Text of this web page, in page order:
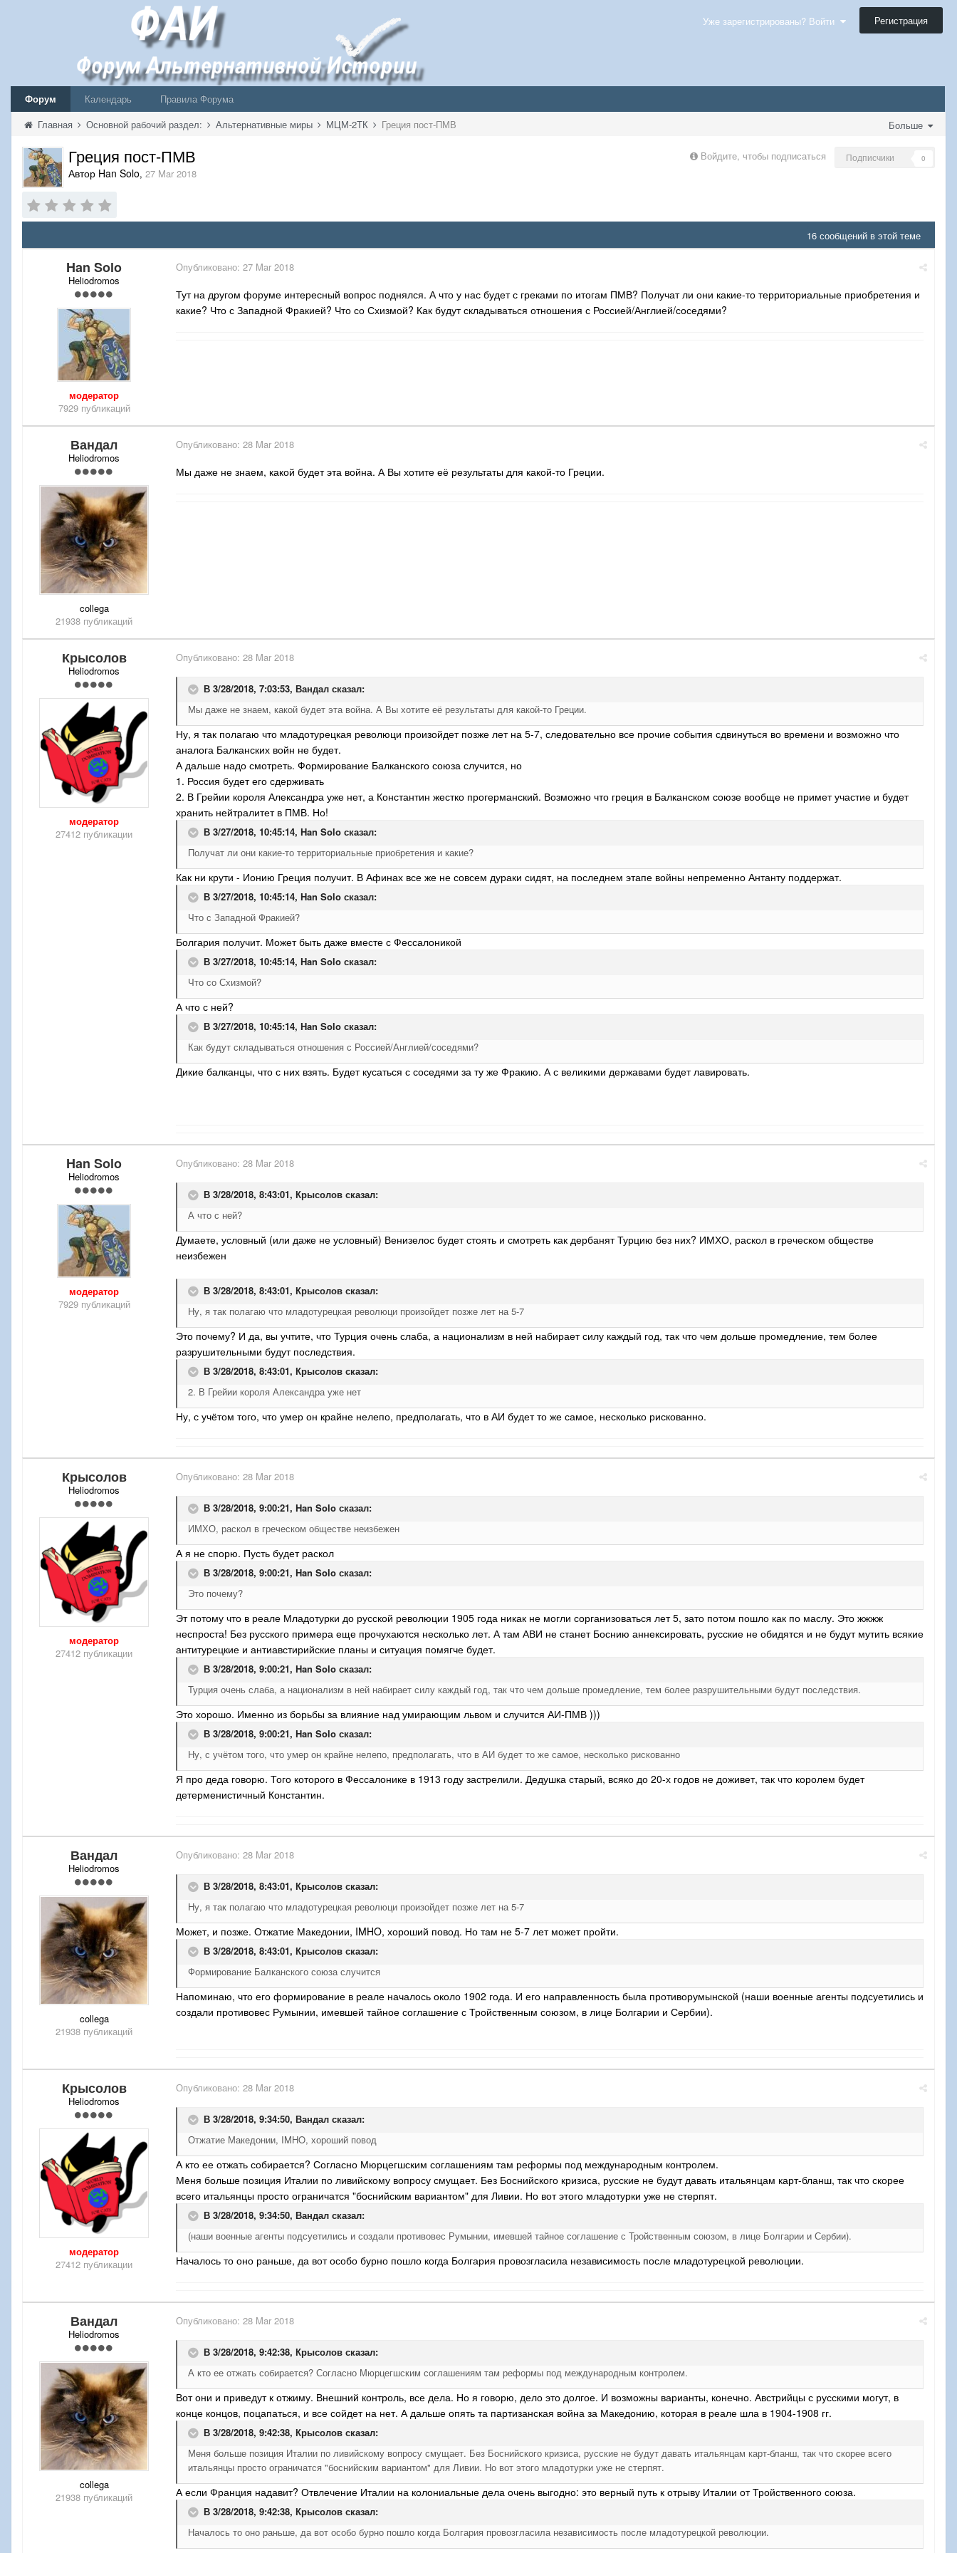
Уже зарегистрированы? Войти Регистрация
Форум Календарь
Правила Форума
Больше
Главная Основной рабочий раздел: Альтернативные миры МЦМ-2ТК Греция пост-ПМВ
Войдите, чтобы подписаться Подписчики 0
Греция пост-ПМВ
Автор Han Solo, 27 Mar 2018
16 сообщений в этой теме
Han Solo
Heliodromos
модератор
7929 публикаций
Опубликовано: 27 Mar 2018
Тут на другом форуме интересный вопрос поднялся. А что у нас будет с греками по итогам ПМВ? Получат ли они какие-то территориальные приобретения и
какие? Что с Западной Фракией? Что со Схизмой? Как будут складываться отношения с Россией/Англией/соседями?
Вандал
Heliodromos
collega
21938 публикаций
Опубликовано: 28 Mar 2018
Мы даже не знаем, какой будет эта война. А Вы хотите её результаты для какой-то Греции.
Крысолов
Heliodromos
модератор
27412 публикации
Опубликовано: 28 Mar 2018
В 3/28/2018, 7:03:53, Вандал сказал:
Мы даже не знаем, какой будет эта война. А Вы хотите её результаты для какой-то Греции.
Ну, я так полагаю что младотурецкая революци произойдет позже лет на 5-7, следовательно все прочие события сдвинуться во времени и возможно что
аналога Балканских войн не будет.
А дальше надо смотреть. Формирование Балканского союза случится, но
1. Россия будет его сдерживать
2. В Грейии короля Александра уже нет, а Константин жестко прогерманский. Возможно что греция в Балканском союзе вообще не примет участие и будет
хранить нейтралитет в ПМВ. Но!
В 3/27/2018, 10:45:14, Han Solo сказал:
Получат ли они какие-то территориальные приобретения и какие?
Как ни крути - Ионию Греция получит. В Афинах все же не совсем дураки сидят, на последнем этапе войны непременно Антанту поддержат.
В 3/27/2018, 10:45:14, Han Solo сказал:
Что с Западной Фракией?
Болгария получит. Может быть даже вместе с Фессалоникой
В 3/27/2018, 10:45:14, Han Solo сказал:
Что со Схизмой?
А что с ней?
В 3/27/2018, 10:45:14, Han Solo сказал:
Как будут складываться отношения с Россией/Англией/соседями?
Дикие балканцы, что с них взять. Будет кусаться с соседями за ту же Фракию. А с великими державами будет лавировать.
Han Solo
Heliodromos
модератор
7929 публикаций
Опубликовано: 28 Mar 2018
В 3/28/2018, 8:43:01, Крысолов сказал:
А что с ней?
Думаете, условный (или даже не условный) Венизелос будет стоять и смотреть как дербанят Турцию без них? ИМХО, раскол в греческом обществе
неизбежен
В 3/28/2018, 8:43:01, Крысолов сказал:
Ну, я так полагаю что младотурецкая революци произойдет позже лет на 5-7
Это почему? И да, вы учтите, что Турция очень слаба, а национализм в ней набирает силу каждый год, так что чем дольше промедление, тем более
разрушительными будут последствия.
В 3/28/2018, 8:43:01, Крысолов сказал:
2. В Грейии короля Александра уже нет
Ну, с учётом того, что умер он крайне нелепо, предполагать, что в АИ будет то же самое, несколько рискованно.
Крысолов
Heliodromos
модератор
27412 публикации
Опубликовано: 28 Mar 2018
В 3/28/2018, 9:00:21, Han Solo сказал:
ИМХО, раскол в греческом обществе неизбежен
А я не спорю. Пусть будет раскол
В 3/28/2018, 9:00:21, Han Solo сказал:
Это почему?
Эт потому что в реале Младотурки до русской революции 1905 года никак не могли сорганизоваться лет 5, зато потом пошло как по маслу. Это жжжж
неспроста! Без русского примера еще прочухаются несколько лет. А там АВИ не станет Боснию аннексировать, русские не обидятся и не будут мутить всякие
антитурецкие и антиавстирийские планы и ситуация помягче будет.
В 3/28/2018, 9:00:21, Han Solo сказал:
Турция очень слаба, а национализм в ней набирает силу каждый год, так что чем дольше промедление, тем более разрушительными будут последствия.
Это хорошо. Именно из борьбы за влияние над умирающим львом и случится АИ-ПМВ )))
В 3/28/2018, 9:00:21, Han Solo сказал:
Ну, с учётом того, что умер он крайне нелепо, предполагать, что в АИ будет то же самое, несколько рискованно
Я про деда говорю. Того которого в Фессалонике в 1913 году застрелили. Дедушка старый, всяко до 20-х годов не доживет, так что королем будет
детерменистичный Константин.
Вандал
Heliodromos
collega
21938 публикаций
Опубликовано: 28 Mar 2018
В 3/28/2018, 8:43:01, Крысолов сказал:
Ну, я так полагаю что младотурецкая революци произойдет позже лет на 5-7
Может, и позже. Отжатие Македонии, IMHO, хороший повод. Но там не 5-7 лет может пройти.
В 3/28/2018, 8:43:01, Крысолов сказал:
Формирование Балканского союза случится
Напоминаю, что его формирование в реале началось около 1902 года. И его направленность была противорумынской (наши военные агенты подсуетились и
создали противовес Румынии, имевшей тайное соглашение с Тройственным союзом, в лице Болгарии и Сербии).
Крысолов
Heliodromos
модератор
27412 публикации
Опубликовано: 28 Mar 2018
В 3/28/2018, 9:34:50, Вандал сказал:
Отжатие Македонии, IMHO, хороший повод
А кто ее отжать собирается? Согласно Мюрцегшским соглашениям там реформы под международным контролем.
Меня больше позиция Италии по ливийскому вопросу смущает. Без Боснийского кризиса, русские не будут давать итальянцам карт-бланш, так что скорее
всего итальянцы просто ограничатся "боснийским вариантом" для Ливии. Но вот этого младотурки уже не стерпят.
В 3/28/2018, 9:34:50, Вандал сказал:
(наши военные агенты подсуетились и создали противовес Румынии, имевшей тайное соглашение с Тройственным союзом, в лице Болгарии и Сербии).
Началось то оно раньше, да вот особо бурно пошло когда Болгария провозгласила независимость после младотурецкой революции.
Вандал
Heliodromos
collega
21938 публикаций
Опубликовано: 28 Mar 2018
В 3/28/2018, 9:42:38, Крысолов сказал:
А кто ее отжать собирается? Согласно Мюрцегшским соглашениям там реформы под международным контролем.
Вот они и приведут к отжиму. Внешний контроль, все дела. Но я говорю, дело это долгое. И возможны варианты, конечно. Австрийцы с русскими могут, в
конце концов, поцапаться, и все сойдет на нет. А дальше опять та партизанская война за Македонию, которая в реале шла в 1904-1908 гг.
В 3/28/2018, 9:42:38, Крысолов сказал:
Меня больше позиция Италии по ливийскому вопросу смущает. Без Боснийского кризиса, русские не будут давать итальянцам карт-бланш, так что скорее всего
итальянцы просто ограничатся "боснийским вариантом" для Ливии. Но вот этого младотурки уже не стерпят.
А если Франция надавит? Отвлечение Италии на колониальные дела очень выгодно: это верный путь к отрыву Италии от Тройственного союза.
В 3/28/2018, 9:42:38, Крысолов сказал:
Началось то оно раньше, да вот особо бурно пошло когда Болгария провозгласила независимость после младотурецкой революции.